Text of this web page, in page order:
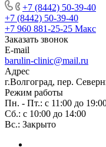
+7 (8442) 50-39-40
+7 (8442) 50-39-40
+7 960 881-25-25 Макс
Заказать звонок
E-mail
barulin-clinic@mail.ru
Адрес
г.Волгоград, пер.
Режим работы
Пн. - Пт.: с 11:00 до
Сб.: с 10:00 до 14:00
Вс.: Закрыто